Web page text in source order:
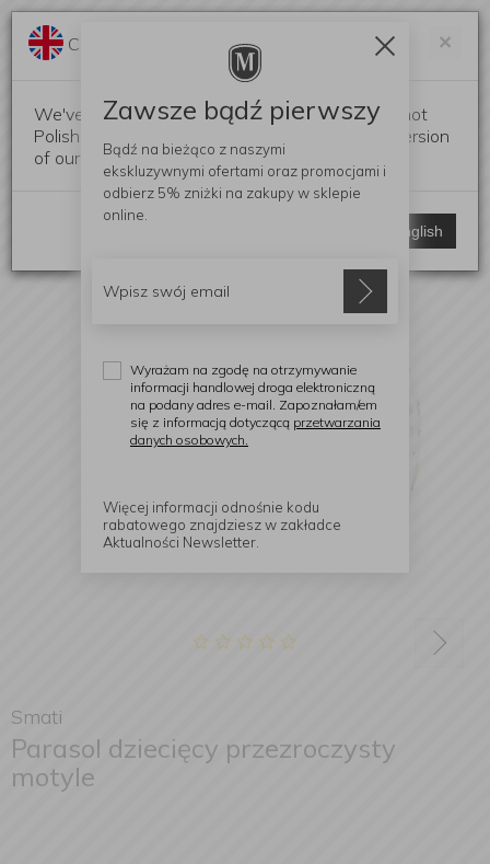
Smati
Parasol dziecięcy przezroczysty
motyle
×
Change language?
We've detected that your browser language is not
Polish. Would you like to switch to the English version
of our website?
Switch to English
Zawsze bądź pierwszy
Bądź na bieżąco z naszymi
ekskluzywnymi ofertami oraz promocjami i
odbierz 5% zniżki na zakupy w sklepie
online.
Wyrażam na zgodę na otrzymywanie
informacji handlowej droga elektroniczną
na podany adres e-mail. Zapoznałam/em
się z informacją dotyczącą przetwarzania
danych osobowych.
Więcej informacji odnośnie kodu
rabatowego znajdziesz w zakładce
Aktualności Newsletter.